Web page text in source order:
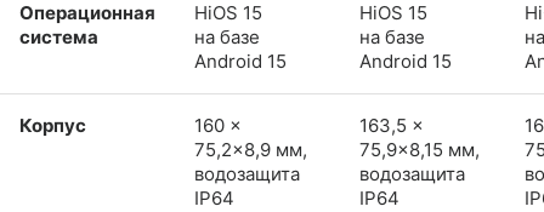
Операционная
система
HiOS 15
на базе
Android 15
HiOS 15
на базе
Android 15
Корпус
160 ×
75,2×8,9 мм,
водозащита
IP64
163,5 ×
75,9×8,15 мм,
водозащита
IP64